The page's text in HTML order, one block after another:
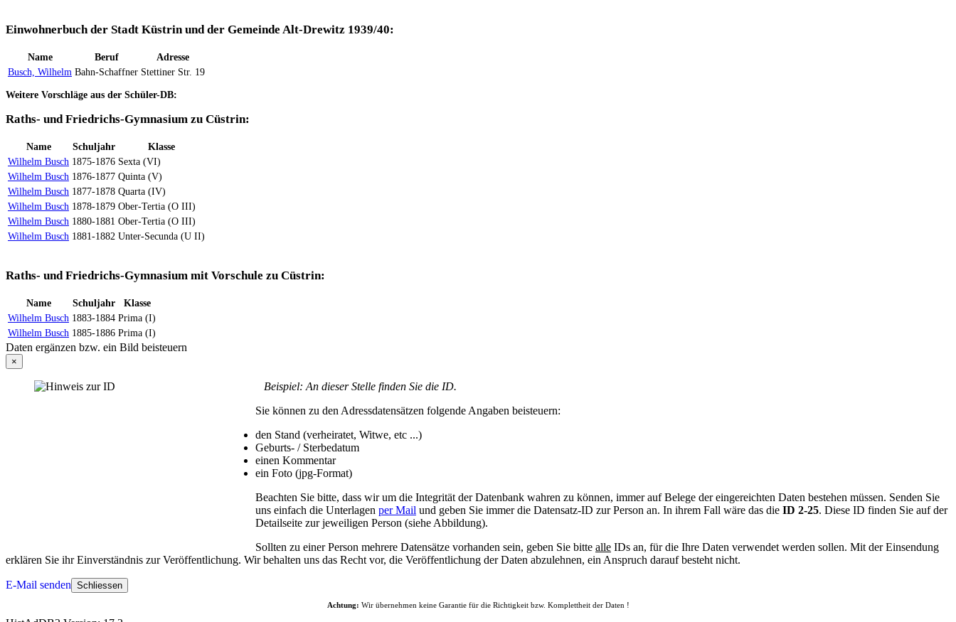
Einwohnerbuch der Stadt Küstrin und der Gemeinde Alt-Drewitz 1939/40:
Name Beruf
Adresse
Busch, Wilhelm Bahn-Schaffner Stettiner Str. 19
Weitere Vorschläge aus der Schüler-DB:
Raths- und Friedrichs-Gymnasium zu Cüstrin:
Name Schuljahr
Klasse
Wilhelm Busch 1875-1876 Sexta (VI)
Wilhelm Busch 1876-1877 Quinta (V)
Wilhelm Busch 1877-1878 Quarta (IV)
Wilhelm Busch 1878-1879 Ober-Tertia (O III)
Wilhelm Busch 1880-1881 Ober-Tertia (O III)
Wilhelm Busch 1881-1882 Unter-Secunda (U II)
Raths- und Friedrichs-Gymnasium mit Vorschule zu Cüstrin:
Name Schuljahr
Klasse
Wilhelm Busch 1883-1884 Prima (I)
Wilhelm Busch 1885-1886 Prima (I)
Daten ergänzen bzw. ein Bild beisteuern
×
Beispiel: An dieser Stelle finden Sie die ID.
Sie können zu den Adressdatensätzen folgende Angaben beisteuern:
den Stand (verheiratet, Witwe, etc ...)
Geburts- / Sterbedatum
einen Kommentar
ein Foto (jpg-Format)
Beachten Sie bitte, dass wir um die Integrität der Datenbank wahren zu können, immer auf Belege der eingereichten Daten bestehen müssen. Senden Sie
uns einfach die Unterlagen per Mail und geben Sie immer die Datensatz-ID zur Person an. In ihrem Fall wäre das die ID 2-25. Diese ID finden Sie auf der
Detailseite zur jeweiligen Person (siehe Abbildung).
Sollten zu einer Person mehrere Datensätze vorhanden sein, geben Sie bitte alle IDs an, für die Ihre Daten verwendet werden sollen. Mit der Einsendung
erklären Sie ihr Einverständnis zur Veröffentlichung. Wir behalten uns das Recht vor, die Veröffentlichung der Daten abzulehnen, ein Anspruch darauf besteht nicht.
E-Mail senden Schliessen
Achtung: Wir übernehmen keine Garantie für die Richtigkeit bzw. Komplettheit der Daten !